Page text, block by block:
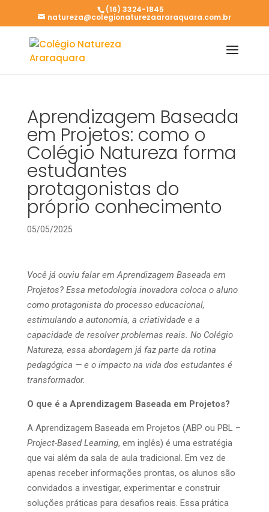
(16) 3324-1845
natureza@colegionaturezaararaquara.com.br
Aprendizagem Baseada
em Projetos: como o
Colégio Natureza forma
estudantes
protagonistas do
próprio conhecimento
05/05/2025
Você já ouviu falar em Aprendizagem Baseada em
Projetos? Essa metodologia inovadora coloca o aluno
como protagonista do processo educacional,
estimulando a autonomia, a criatividade e a
capacidade de resolver problemas reais. No Colégio
Natureza, essa abordagem já faz parte da rotina
pedagógica — e o impacto na vida dos estudantes é
transformador.
O que é a Aprendizagem Baseada em Projetos?
A Aprendizagem Baseada em Projetos (ABP ou PBL –
Project-Based Learning, em inglês) é uma estratégia
que vai além da sala de aula tradicional. Em vez de
apenas receber informações prontas, os alunos são
convidados a investigar, experimentar e construir
soluções práticas para desafios reais. Essa prática